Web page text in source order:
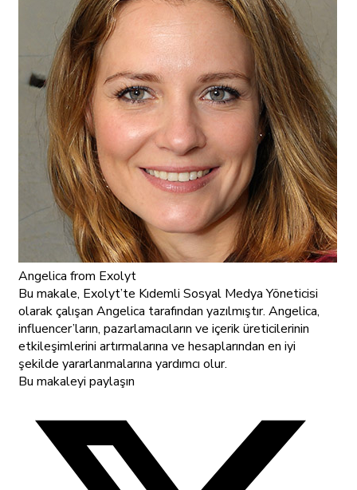
Angelica from Exolyt
Bu makale, Exolyt’te Kıdemli Sosyal Medya Yöneticisi
olarak çalışan Angelica tarafından yazılmıştır. Angelica,
influencer’ların, pazarlamacıların ve içerik üreticilerinin
etkileşimlerini artırmalarına ve hesaplarından en iyi
şekilde yararlanmalarına yardımcı olur.
Bu makaleyi paylaşın